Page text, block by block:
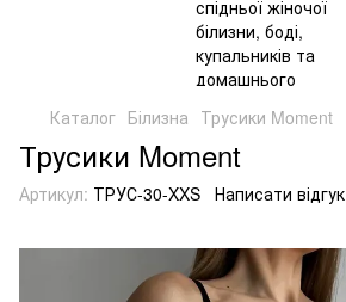
Каталог Білизна Трусики Moment
Трусики Moment
Артикул: ТРУС-30-XXS Написати відгук